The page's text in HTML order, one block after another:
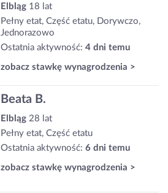
Elbląg 18 lat
Pełny etat, Część etatu, Dorywczo,
Jednorazowo
Ostatnia aktywność: 4 dni temu
zobacz stawkę wynagrodzenia >
Beata B.
Elbląg 28 lat
Pełny etat, Część etatu
Ostatnia aktywność: 6 dni temu
zobacz stawkę wynagrodzenia >